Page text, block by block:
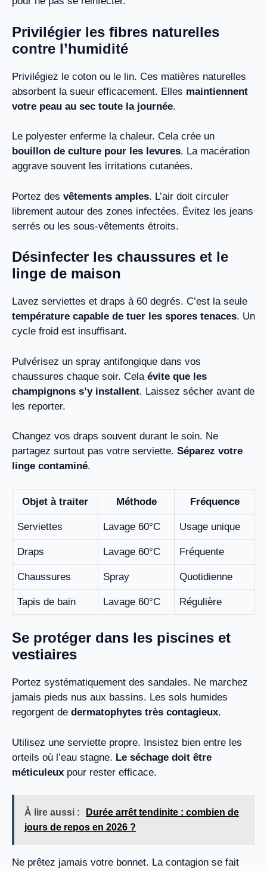
Privilégier les fibres naturelles
contre l’humidité
Privilégiez le coton ou le lin. Ces matières naturelles
absorbent la sueur efficacement. Elles maintiennent
votre peau au sec toute la journée.
Le polyester enferme la chaleur. Cela crée un
bouillon de culture pour les levures. La macération
aggrave souvent les irritations cutanées.
Portez des vêtements amples. L’air doit circuler
librement autour des zones infectées. Évitez les jeans
serrés ou les sous-vêtements étroits.
Désinfecter les chaussures et le
linge de maison
Lavez serviettes et draps à 60 degrés. C’est la seule
température capable de tuer les spores tenaces. Un
cycle froid est insuffisant.
Pulvérisez un spray antifongique dans vos
chaussures chaque soir. Cela évite que les
champignons s’y installent. Laissez sécher avant de
les reporter.
Changez vos draps souvent durant le soin. Ne
partagez surtout pas votre serviette. Séparez votre
linge contaminé.
Objet à traiter Méthode Fréquence
Serviettes Lavage 60°C Usage unique
Draps Lavage 60°C Fréquente
Chaussures Spray Quotidienne
Tapis de bain Lavage 60°C Régulière
Se protéger dans les piscines et
vestiaires
Portez systématiquement des sandales. Ne marchez
jamais pieds nus aux bassins. Les sols humides
regorgent de dermatophytes très contagieux.
Utilisez une serviette propre. Insistez bien entre les
orteils où l’eau stagne. Le séchage doit être
méticuleux pour rester efficace.
À lire aussi :
Durée arrêt tendinite : combien de
jours de repos en 2026 ?
Ne prêtez jamais votre bonnet. La contagion se fait